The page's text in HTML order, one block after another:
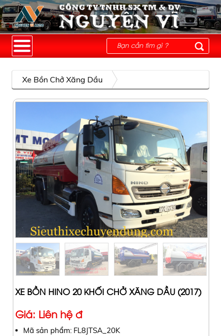
Xe Bồn Chở Xăng Dầu
XE BỒN HINO 20 KHỐI CHỞ XĂNG DẦU (2017)
Giá: Liên hệ đ
Mã sản phẩm: FL8JTSA_20K